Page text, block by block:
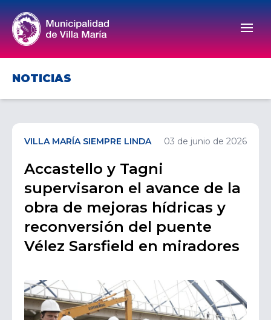
NOTICIAS
VILLA MARÍA SIEMPRE LINDA 03 de junio de 2026
Accastello y Tagni
supervisaron el avance de la
obra de mejoras hídricas y
reconversión del puente
Vélez Sarsfield en miradores